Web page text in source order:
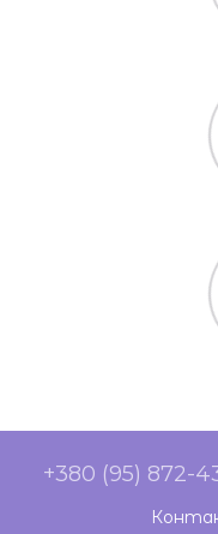
+380 (95) 872-